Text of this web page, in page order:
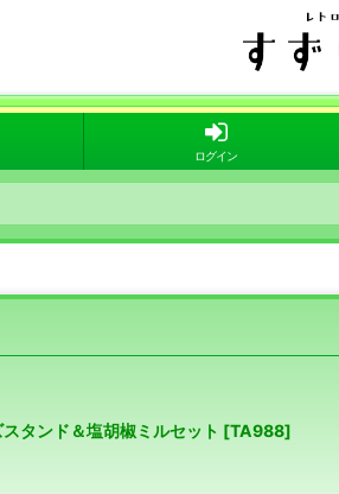
ログイン
タンド＆塩胡椒ミルセット [TA988]